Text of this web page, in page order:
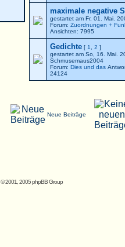
maximale negative
gestartet am Fr, 01. Mai.
Forum: Zuordnungen +
Ansichten: 7995
Gedichte [ 1 2 ]
gestartet am So, 16. Mai.
Schmusemaus2004
Forum: Dies und das
24124
Neue Beiträge
© 2001, 2005 phpBB Group